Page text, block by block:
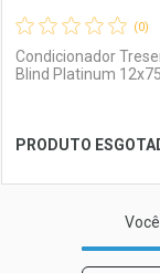
Ver Desconto
(0)
Condicionador
Blind Platinum
PRODUTO